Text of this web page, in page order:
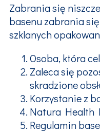
Zabrania się
basenu zabrania
szklanych
Osoba, która
Zaleca się
skradzione
Korzystanie z
Natura Health
Regulamin